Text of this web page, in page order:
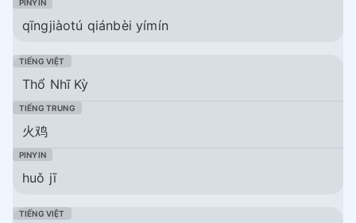
qīngjiàotú qiánbèi yímín
Thổ Nhĩ Kỳ
火鸡
huǒ jī